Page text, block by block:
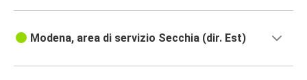
Modena, area di servizio Secchia (dir. Est)